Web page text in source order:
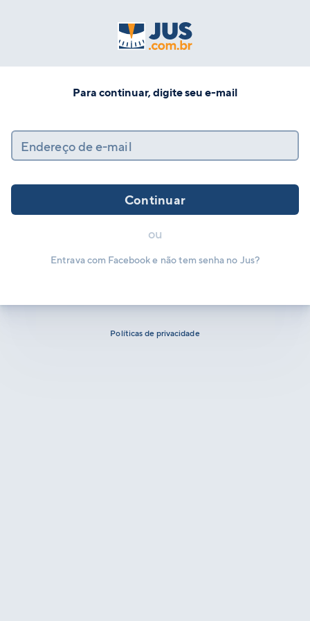
Para continuar, digite seu e-mail
Endereço de e-mail
Continuar
ou
Entrava com Facebook e não tem senha no Jus?
Políticas de privacidade